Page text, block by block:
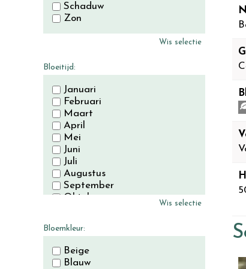
Schaduw
Zon
Wis selectie
Bloeitijd:
Januari
Februari
Maart
April
Mei
Juni
Juli
Augustus
September
Oktober
Wis selectie
Bloemkleur:
Beige
Blauw